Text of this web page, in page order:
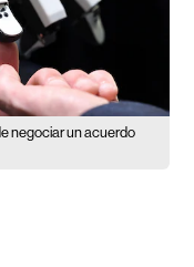
negociar un acuerdo